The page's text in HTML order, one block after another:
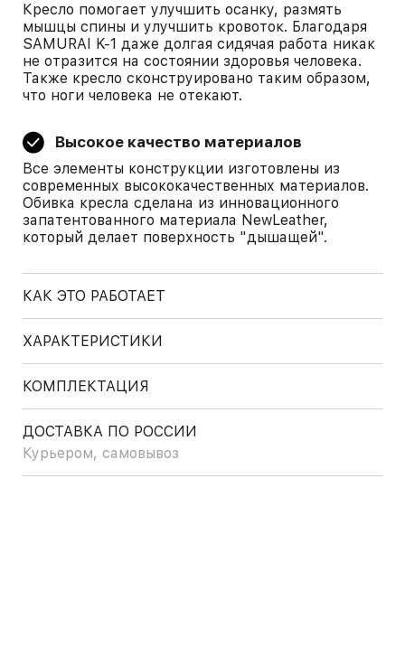
Кресло помогает улучшить осанку, размять
мышцы спины и улучшить кровоток. Благодаря
SAMURAI K-1 даже долгая сидячая работа никак
не отразится на состоянии здоровья человека.
Также кресло сконструировано таким образом,
что ноги человека не отекают.
Высокое качество материалов
Все элементы конструкции изготовлены из
современных высококачественных материалов.
Обивка кресла сделана из инновационного
запатентованного материала NewLeather,
который делает поверхность "дышащей".
КАК ЭТО РАБОТАЕТ
ХАРАКТЕРИСТИКИ
КОМПЛЕКТАЦИЯ
ДОСТАВКА ПО РОССИИ
Курьером, самовывоз